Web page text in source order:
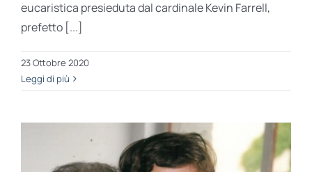
eucaristica presieduta dal cardinale Kevin Farrell,
prefetto [...]
23 Ottobre 2020
Leggi di più